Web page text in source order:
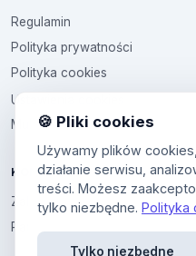
Regulamin
Polityka prywatności
Polityka cookies
Ustawienia cookies
Multikod
KONTO
Zaloguj sie
Panel uzytkownika
🍪 Pliki cookies
Używamy plików
działanie serwisu,
treści. Możesz
tylko niezbędne. Polityka
Tylko niezbędne